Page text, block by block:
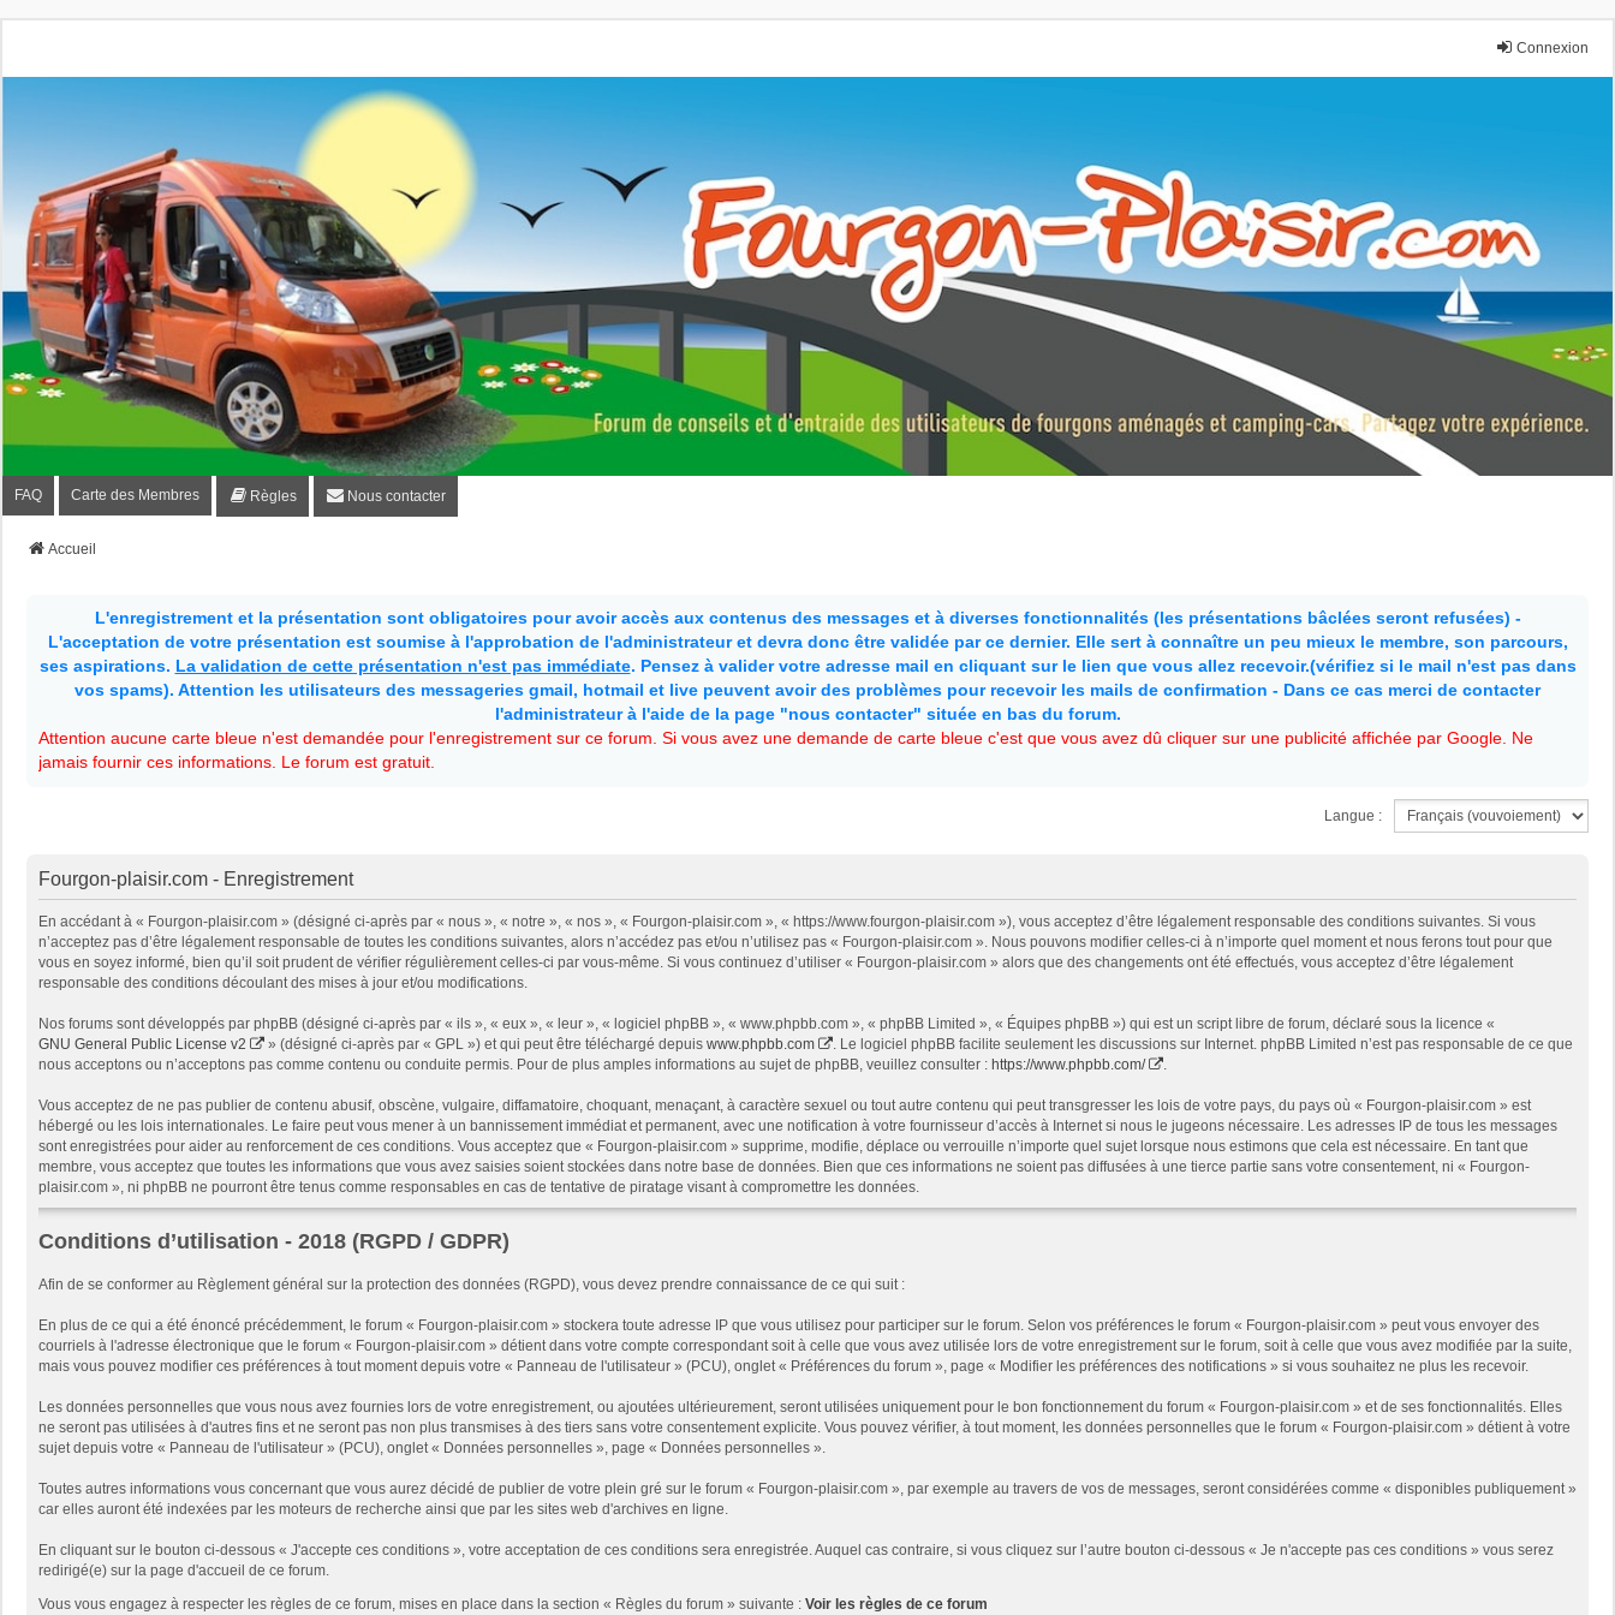
Connexion
Fourgon-plaisir.com
Forum de conseils et d'entraide des utilisateurs de fourgons, fourgons aménagés, vans et de camping-car. Partagez votre expérience.
FAQ Carte des Membres Règles Nous contacter
Accueil
L'enregistrement et la présentation sont obligatoires pour avoir accès aux contenus des messages et à diverses fonctionnalités (les présentations bâclées seront refusées) -
L'acceptation de votre présentation est soumise à l'approbation de l'administrateur et devra donc être validée par ce dernier. Elle sert à connaître un peu mieux le membre, son parcours,
ses aspirations. La validation de cette présentation n'est pas immédiate. Pensez à valider votre adresse mail en cliquant sur le lien que vous allez recevoir.(vérifiez si le mail n'est pas dans
vos spams). Attention les utilisateurs des messageries gmail, hotmail et live peuvent avoir des problèmes pour recevoir les mails de confirmation - Dans ce cas merci de contacter
l'administrateur à l'aide de la page "nous contacter" située en bas du forum.
Attention aucune carte bleue n'est demandée pour l'enregistrement sur ce forum. Si vous avez une demande de carte bleue c'est que vous avez dû cliquer sur une publicité affichée par Google. Ne
jamais fournir ces informations. Le forum est gratuit.
Langue :
Fourgon-plaisir.com - Enregistrement
En accédant à « Fourgon-plaisir.com » (désigné ci-après par « nous », « notre », « nos », « Fourgon-plaisir.com », « https://www.fourgon-plaisir.com »), vous acceptez d’être légalement responsable des conditions suivantes. Si vous
n’acceptez pas d’être légalement responsable de toutes les conditions suivantes, alors n’accédez pas et/ou n’utilisez pas « Fourgon-plaisir.com ». Nous pouvons modifier celles-ci à n’importe quel moment et nous ferons tout pour que
vous en soyez informé, bien qu’il soit prudent de vérifier régulièrement celles-ci par vous-même. Si vous continuez d’utiliser « Fourgon-plaisir.com » alors que des changements ont été effectués, vous acceptez d’être légalement
responsable des conditions découlant des mises à jour et/ou modifications.
Nos forums sont développés par phpBB (désigné ci-après par « ils », « eux », « leur », « logiciel phpBB », « www.phpbb.com », « phpBB Limited », « Équipes phpBB ») qui est un script libre de forum, déclaré sous la licence «
GNU General Public License v2
» (désigné ci-après par « GPL ») et qui peut être téléchargé depuis www.phpbb.com
. Le logiciel phpBB facilite seulement les discussions sur Internet. phpBB Limited n’est pas responsable de ce que
nous acceptons ou n’acceptons pas comme contenu ou conduite permis. Pour de plus amples informations au sujet de phpBB, veuillez consulter : https://www.phpbb.com/ .
Vous acceptez de ne pas publier de contenu abusif, obscène, vulgaire, diffamatoire, choquant, menaçant, à caractère sexuel ou tout autre contenu qui peut transgresser les lois de votre pays, du pays où « Fourgon-plaisir.com » est
hébergé ou les lois internationales. Le faire peut vous mener à un bannissement immédiat et permanent, avec une notification à votre fournisseur d’accès à Internet si nous le jugeons nécessaire. Les adresses IP de tous les messages
sont enregistrées pour aider au renforcement de ces conditions. Vous acceptez que « Fourgon-plaisir.com » supprime, modifie, déplace ou verrouille n’importe quel sujet lorsque nous estimons que cela est nécessaire. En tant que
membre, vous acceptez que toutes les informations que vous avez saisies soient stockées dans notre base de données. Bien que ces informations ne soient pas diffusées à une tierce partie sans votre consentement, ni « Fourgon-
plaisir.com », ni phpBB ne pourront être tenus comme responsables en cas de tentative de piratage visant à compromettre les données.
Conditions d’utilisation - 2018 (RGPD / GDPR)
Afin de se conformer au Règlement général sur la protection des données (RGPD), vous devez prendre connaissance de ce qui suit :
En plus de ce qui a été énoncé précédemment, le forum « Fourgon-plaisir.com » stockera toute adresse IP que vous utilisez pour participer sur le forum. Selon vos préférences le forum « Fourgon-plaisir.com » peut vous envoyer des
courriels à l'adresse électronique que le forum « Fourgon-plaisir.com » détient dans votre compte correspondant soit à celle que vous avez utilisée lors de votre enregistrement sur le forum, soit à celle que vous avez modifiée par la suite,
mais vous pouvez modifier ces préférences à tout moment depuis votre « Panneau de l'utilisateur » (PCU), onglet « Préférences du forum », page « Modifier les préférences des notifications » si vous souhaitez ne plus les recevoir.
Les données personnelles que vous nous avez fournies lors de votre enregistrement, ou ajoutées ultérieurement, seront utilisées uniquement pour le bon fonctionnement du forum « Fourgon-plaisir.com » et de ses fonctionnalités. Elles
ne seront pas utilisées à d'autres fins et ne seront pas non plus transmises à des tiers sans votre consentement explicite. Vous pouvez vérifier, à tout moment, les données personnelles que le forum « Fourgon-plaisir.com » détient à votre
sujet depuis votre « Panneau de l'utilisateur » (PCU), onglet « Données personnelles », page « Données personnelles ».
Toutes autres informations vous concernant que vous aurez décidé de publier de votre plein gré sur le forum « Fourgon-plaisir.com », par exemple au travers de vos de messages, seront considérées comme « disponibles publiquement »
car elles auront été indexées par les moteurs de recherche ainsi que par les sites web d'archives en ligne.
En cliquant sur le bouton ci-dessous « J'accepte ces conditions », votre acceptation de ces conditions sera enregistrée. Auquel cas contraire, si vous cliquez sur l’autre bouton ci-dessous « Je n'accepte pas ces conditions » vous serez
redirigé(e) sur la page d'accueil de ce forum.
Vous vous engagez à respecter les règles de ce forum, mises en place dans la section « Règles du forum » suivante : Voir les règles de ce forum